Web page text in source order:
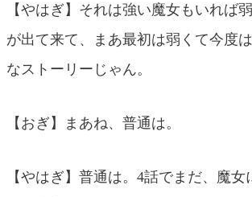
【やはぎ】それは強い魔女もいれば
が出て来て、まあ最初は弱くて今度
なストーリーじゃん。
【おぎ】まあね、普通は。
【やはぎ】普通は。4話でまだ、魔